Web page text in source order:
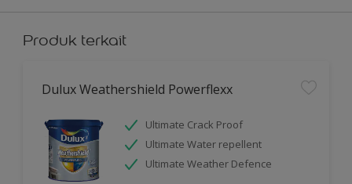
Produk terkait
Dulux Weathershield Powerflexx
Ultimate Crack Proof
Ultimate Water repellent
Ultimate Weather Defence